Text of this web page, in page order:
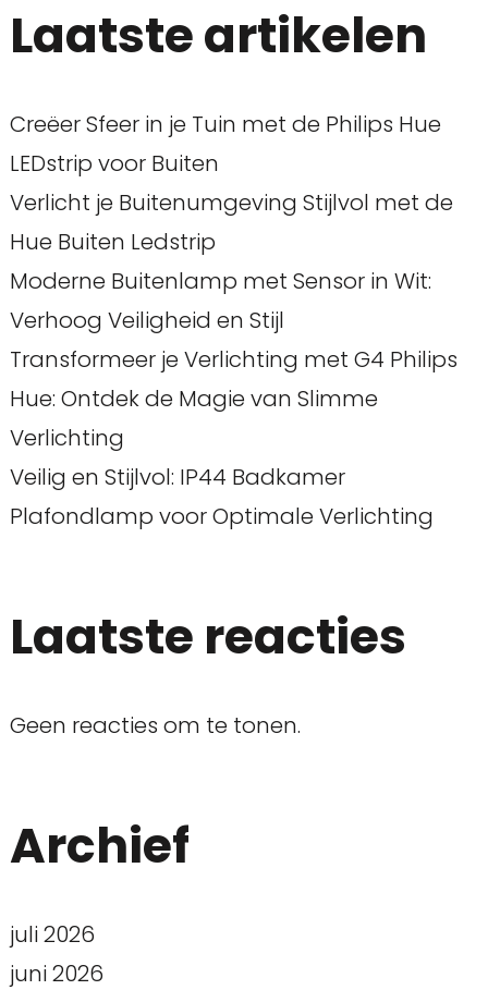
Laatste artikelen
Creëer Sfeer in je Tuin met de Philips Hue
LEDstrip voor Buiten
Verlicht je Buitenumgeving Stijlvol met de
Hue Buiten Ledstrip
Moderne Buitenlamp met Sensor in Wit:
Verhoog Veiligheid en Stijl
Transformeer je Verlichting met G4 Philips
Hue: Ontdek de Magie van Slimme
Verlichting
Veilig en Stijlvol: IP44 Badkamer
Plafondlamp voor Optimale Verlichting
Laatste reacties
Geen reacties om te tonen.
Archief
juli 2026
juni 2026